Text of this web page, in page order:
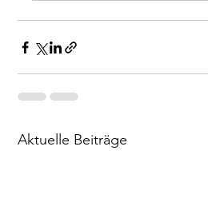
Aktuelle Beiträge